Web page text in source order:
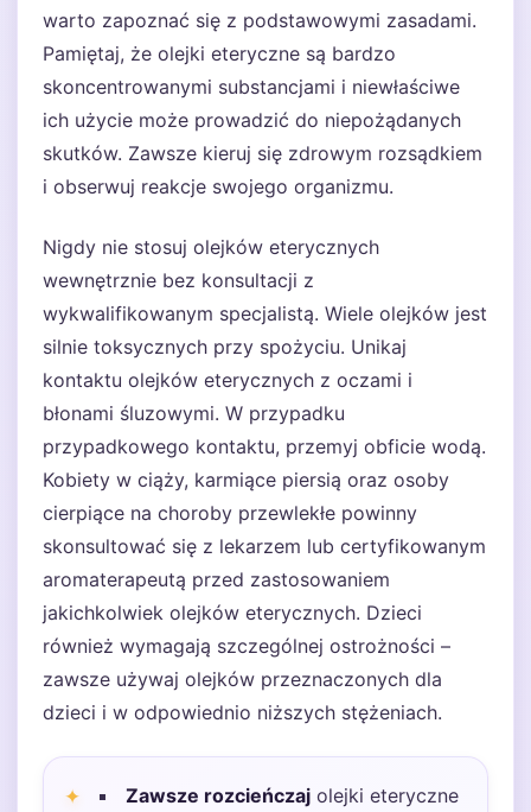
warto zapoznać się z podstawowymi zasadami.
Pamiętaj, że olejki eteryczne są bardzo
skoncentrowanymi substancjami i niewłaściwe
ich użycie może prowadzić do niepożądanych
skutków. Zawsze kieruj się zdrowym rozsądkiem
i obserwuj reakcje swojego organizmu.
Nigdy nie stosuj olejków eterycznych
wewnętrznie bez konsultacji z
wykwalifikowanym specjalistą. Wiele olejków jest
silnie toksycznych przy spożyciu. Unikaj
kontaktu olejków eterycznych z oczami i
błonami śluzowymi. W przypadku
przypadkowego kontaktu, przemyj obficie wodą.
Kobiety w ciąży, karmiące piersią oraz osoby
cierpiące na choroby przewlekłe powinny
skonsultować się z lekarzem lub certyfikowanym
aromaterapeutą przed zastosowaniem
jakichkolwiek olejków eterycznych. Dzieci
również wymagają szczególnej ostrożności –
zawsze używaj olejków przeznaczonych dla
dzieci i w odpowiednio niższych stężeniach.
Zawsze rozcieńczaj olejki eteryczne